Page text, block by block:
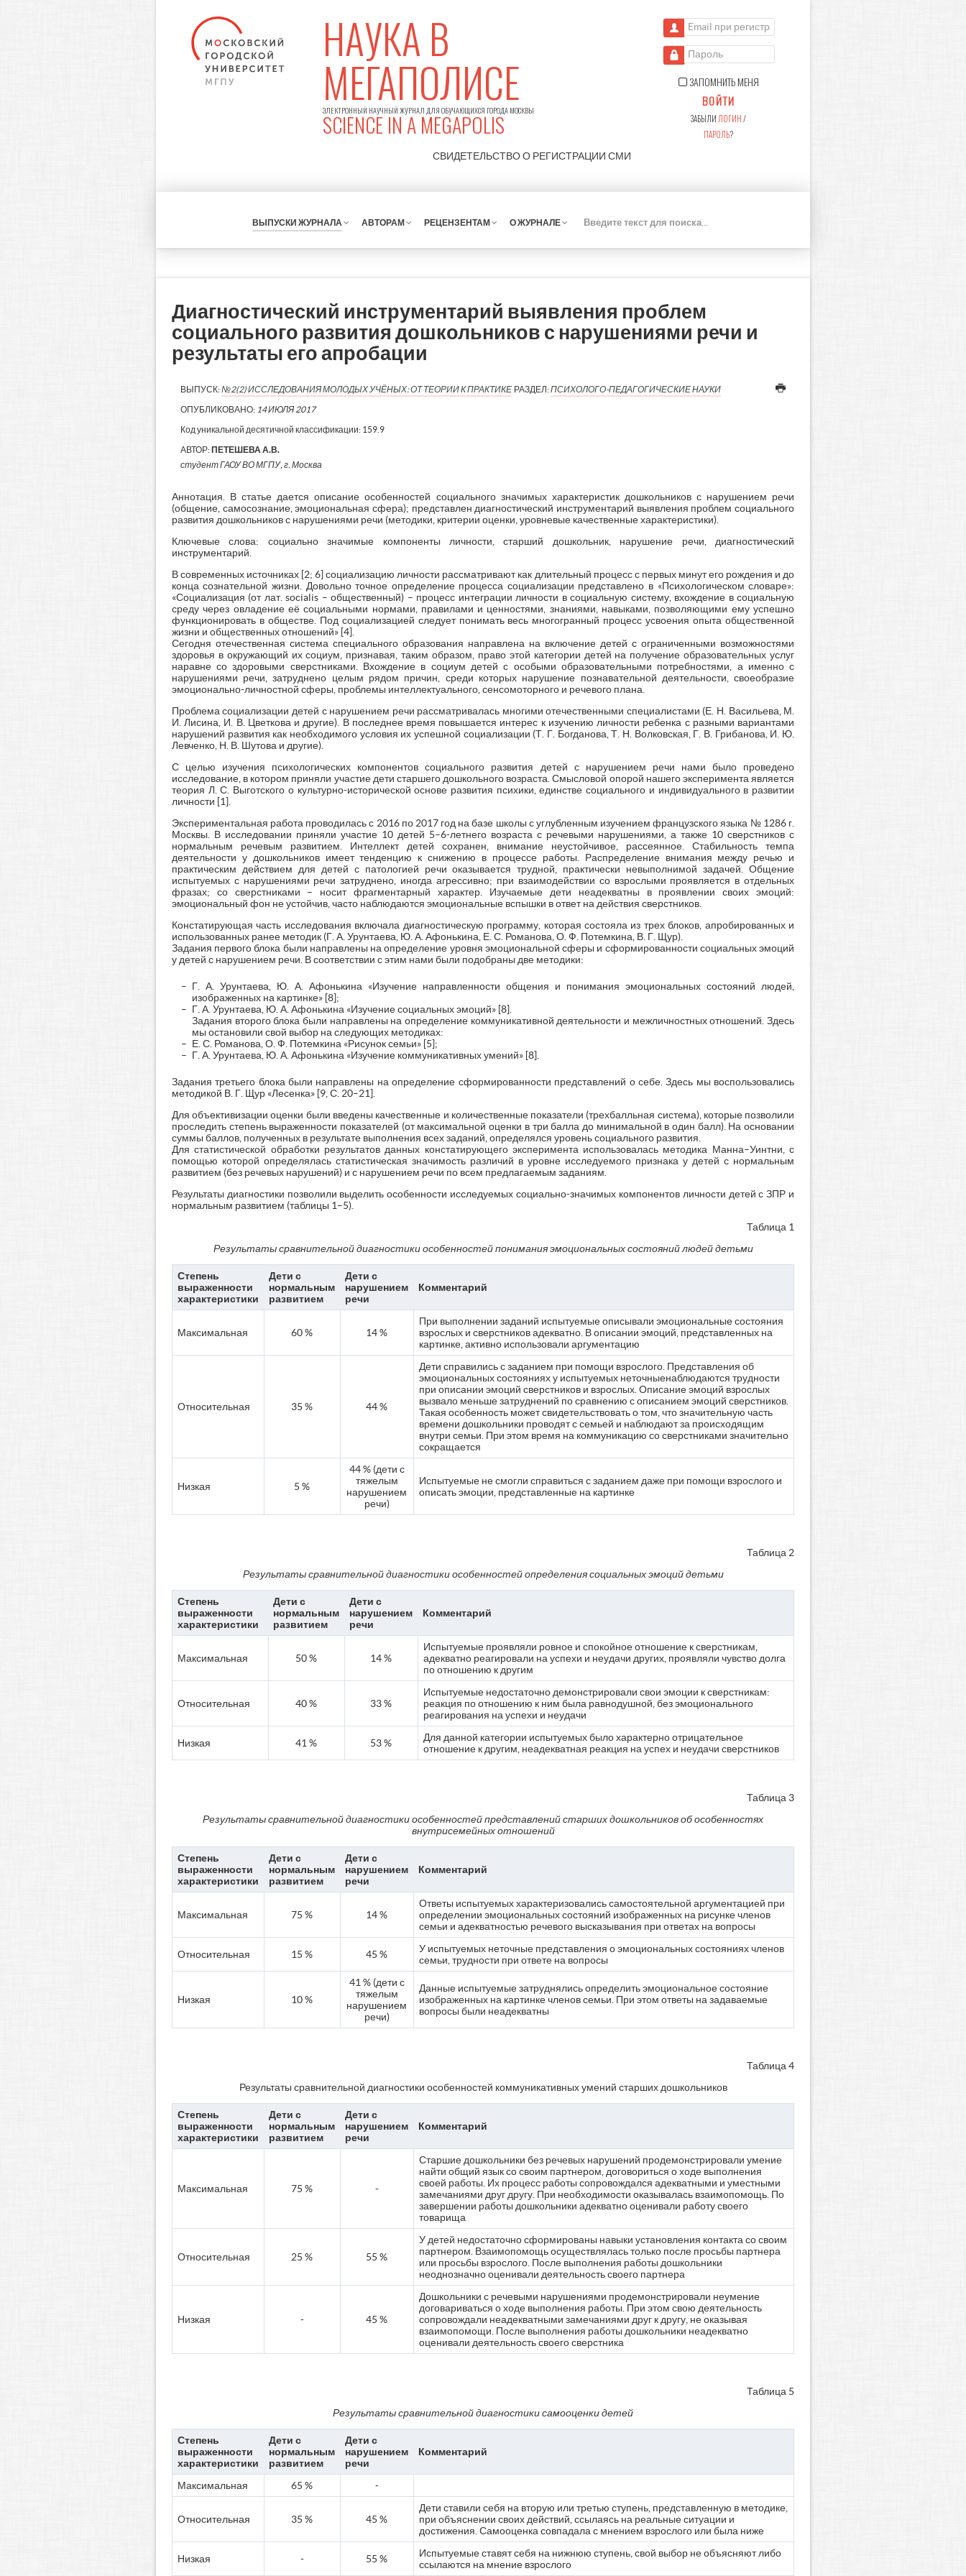
НАУКА В
МЕГАПОЛИСЕ
ЭЛЕКТРОННЫЙ НАУЧНЫЙ ЖУРНАЛ ДЛЯ ОБУЧАЮЩИХСЯ ГОРОДА МОСКВЫ
SCIENCE IN A MEGAPOLIS
СВИДЕТЕЛЬСТВО О РЕГИСТРАЦИИ СМИ
Email при регистрации
Пароль
ЗАПОМНИТЬ МЕНЯ
ВОЙТИ
ЗАБЫЛИ ЛОГИН/
ПАРОЛЬ?
ВЫПУСКИ ЖУРНАЛА АВТОРАМ РЕЦЕНЗЕНТАМ О ЖУРНАЛЕ
К
Диагностический инструментарий выявления проблем
социального развития дошкольников с нарушениями речи и
результаты его апробации
ВЫПУСК:№2(2) ИССЛЕДОВАНИЯ МОЛОДЫХ УЧЁНЫХ: ОТ ТЕОРИИ К ПРАКТИКЕ РАЗДЕЛ:ПСИХОЛОГО-ПЕДАГОГИЧЕСКИЕ НАУКИ
ОПУБЛИКОВАНО: 14 ИЮЛЯ 2017
Код уникальной десятичной классификации: 159.9
АВТОР: ПЕТЕШЕВА А.В.
студент ГАОУ ВО МГПУ, г. Москва
Аннотация. В статье дается описание особенностей социального значимых характеристик дошкольников с нарушением речи
(общение, самосознание, эмоциональная сфера); представлен диагностический инструментарий выявления проблем социального
развития дошкольников с нарушениями речи (методики, критерии оценки, уровневые качественные характеристики).
Ключевые слова: социально значимые компоненты личности, старший дошкольник, нарушение речи, диагностический
инструментарий.
В современных источниках [2; 6] социализацию личности рассматривают как длительный процесс с первых минут его рождения и до
конца сознательной жизни. Довольно точное определение процесса социализации представлено в «Психологическом словаре»:
«Социализация (от лат. socialis – общественный) – процесс интеграции личности в социальную систему, вхождение в социальную
среду через овладение её социальными нормами, правилами и ценностями, знаниями, навыками, позволяющими ему успешно
функционировать в обществе. Под социализацией следует понимать весь многогранный процесс усвоения опыта общественной
жизни и общественных отношений» [4].
Сегодня отечественная система специального образования направлена на включение детей с ограниченными возможностями
здоровья в окружающий их социум, признавая, таким образом, право этой категории детей на получение образовательных услуг
наравне со здоровыми сверстниками. Вхождение в социум детей с особыми образовательными потребностями, а именно с
нарушениями речи, затруднено целым рядом причин, среди которых нарушение познавательной деятельности, своеобразие
эмоционально-личностной сферы, проблемы интеллектуального, сенсомоторного и речевого плана.
Проблема социализации детей с нарушением речи рассматривалась многими отечественными специалистами (Е. Н. Васильева, М.
И. Лисина, И. В. Цветкова и другие). В последнее время повышается интерес к изучению личности ребенка с разными вариантами
нарушений развития как необходимого условия их успешной социализации (Т. Г. Богданова, Т. Н. Волковская, Г. В. Грибанова, И. Ю.
Левченко, Н. В. Шутова и другие).
С целью изучения психологических компонентов социального развития детей с нарушением речи нами было проведено
исследование, в котором приняли участие дети старшего дошкольного возраста. Смысловой опорой нашего эксперимента является
теория Л. С. Выготского о культурно-исторической основе развития психики, единстве социального и индивидуального в развитии
личности [1].
Экспериментальная работа проводилась с 2016 по 2017 год на базе школы с углубленным изучением французского языка № 1286 г.
Москвы. В исследовании приняли участие 10 детей 5–6-летнего возраста с речевыми нарушениями, а также 10 сверстников с
нормальным речевым развитием. Интеллект детей сохранен, внимание неустойчивое, рассеянное. Стабильность темпа
деятельности у дошкольников имеет тенденцию к снижению в процессе работы. Распределение внимания между речью и
практическим действием для детей с патологией речи оказывается трудной, практически невыполнимой задачей. Общение
испытуемых с нарушениями речи затруднено, иногда агрессивно; при взаимодействии со взрослыми проявляется в отдельных
фразах; со сверстниками – носит фрагментарный характер. Изучаемые дети неадекватны в проявлении своих эмоций:
эмоциональный фон не устойчив, часто наблюдаются эмоциональные вспышки в ответ на действия сверстников.
Констатирующая часть исследования включала диагностическую программу, которая состояла из трех блоков, апробированных и
использованных ранее методик (Г. А. Урунтаева, Ю. А. Афонькина, Е. С. Романова, О. Ф. Потемкина, В. Г. Щур).
Задания первого блока были направлены на определение уровня эмоциональной сферы и сформированности социальных эмоций
у детей с нарушением речи. В соответствии с этим нами были подобраны две методики:
Г. А. Урунтаева, Ю. А. Афонькина «Изучение направленности общения и понимания эмоциональных состояний людей,
изображенных на картинке» [8];
Г. А. Урунтаева, Ю. А. Афонькина «Изучение социальных эмоций» [8].
Задания второго блока были направлены на определение коммуникативной деятельности и межличностных отношений. Здесь
мы остановили свой выбор на следующих методиках:
Е. С. Романова, О. Ф. Потемкина «Рисунок семьи» [5];
Г. А. Урунтаева, Ю. А. Афонькина «Изучение коммуникативных умений» [8].
Задания третьего блока были направлены на определение сформированности представлений о себе. Здесь мы воспользовались
методикой В. Г. Щур «Лесенка» [9, С. 20–21].
Для объективизации оценки были введены качественные и количественные показатели (трехбалльная система), которые позволили
проследить степень выраженности показателей (от максимальной оценки в три балла до минимальной в один балл). На основании
суммы баллов, полученных в результате выполнения всех заданий, определялся уровень социального развития.
Для статистической обработки результатов данных констатирующего эксперимента использовалась методика Манна–Уинтни, с
помощью которой определялась статистическая значимость различий в уровне исследуемого признака у детей с нормальным
развитием (без речевых нарушений) и с нарушением речи по всем предлагаемым заданиям.
Результаты диагностики позволили выделить особенности исследуемых социально-значимых компонентов личности детей с ЗПР и
нормальным развитием (таблицы 1–5).
Таблица 1
Результаты сравнительной диагностики особенностей понимания эмоциональных состояний людей детьми
Степень
выраженности
характеристики
Дети с
нормальным
развитием
Дети с
нарушением
речи
Комментарий
Максимальная 60 % 14 %
При выполнении заданий испытуемые описывали эмоциональные состояния
взрослых и сверстников адекватно. В описании эмоций, представленных на
картинке, активно использовали аргументацию
Относительная 35 % 44 %
Дети справились с заданием при помощи взрослого. Представления об
эмоциональных состояниях у испытуемых неточныенаблюдаются трудности
при описании эмоций сверстников и взрослых. Описание эмоций взрослых
вызвало меньше затруднений по сравнению с описанием эмоций сверстников.
Такая особенность может свидетельствовать о том, что значительную часть
времени дошкольники проводят с семьей и наблюдают за происходящим
внутри семьи. При этом время на коммуникацию со сверстниками значительно
сокращается
Низкая 5 %
44 % (дети с
тяжелым
нарушением
речи)
Испытуемые не смогли справиться с заданием даже при помощи взрослого и
описать эмоции, представленные на картинке
Таблица 2
Результаты сравнительной диагностики особенностей определения социальных эмоций детьми
Степень
выраженности
характеристики
Дети с
нормальным
развитием
Дети с
нарушением
речи
Комментарий
Максимальная 50 % 14 %
Испытуемые проявляли ровное и спокойное отношение к сверстникам,
адекватно реагировали на успехи и неудачи других, проявляли чувство долга
по отношению к другим
Относительная 40 % 33 %
Испытуемые недостаточно демонстрировали свои эмоции к сверстникам:
реакция по отношению к ним была равнодушной, без эмоционального
реагирования на успехи и неудачи
Низкая 41 % 53 %
Для данной категории испытуемых было характерно отрицательное
отношение к другим, неадекватная реакция на успех и неудачи сверстников
Таблица 3
Результаты сравнительной диагностики особенностей представлений старших дошкольников об особенностях
внутрисемейных отношений
Степень
выраженности
характеристики
Дети с
нормальным
развитием
Дети с
нарушением
речи
Комментарий
Максимальная 75 % 14 %
Ответы испытуемых характеризовались самостоятельной аргументацией при
определении эмоциональных состояний изображенных на рисунке членов
семьи и адекватностью речевого высказывания при ответах на вопросы
Относительная 15 % 45 %
У испытуемых неточные представления о эмоциональных состояниях членов
семьи, трудности при ответе на вопросы
Низкая 10 %
41 % (дети с
тяжелым
нарушением
речи)
Данные испытуемые затруднялись определить эмоциональное состояние
изображенных на картинке членов семьи. При этом ответы на задаваемые
вопросы были неадекватны
Таблица 4
Результаты сравнительной диагностики особенностей коммуникативных умений старших дошкольников
Степень
выраженности
характеристики
Дети с
нормальным
развитием
Дети с
нарушением
речи
Комментарий
Максимальная 75 % -
Старшие дошкольники без речевых нарушений продемонстрировали умение
найти общий язык со своим партнером, договориться о ходе выполнения
своей работы. Их процесс работы сопровождался адекватными и уместными
замечаниями друг другу. При необходимости оказывалась взаимопомощь. По
завершении работы дошкольники адекватно оценивали работу своего
товарища
Относительная 25 % 55 %
У детей недостаточно сформированы навыки установления контакта со своим
партнером. Взаимопомощь осуществлялась только после просьбы партнера
или просьбы взрослого. После выполнения работы дошкольники
неоднозначно оценивали деятельность своего партнера
Низкая - 45 %
Дошкольники с речевыми нарушениями продемонстрировали неумение
договариваться о ходе выполнения работы. При этом свою деятельность
сопровождали неадекватными замечаниями друг к другу, не оказывая
взаимопомощи. После выполнения работы дошкольники неадекватно
оценивали деятельность своего сверстника
Таблица 5
Результаты сравнительной диагностики самооценки детей
Степень
выраженности
характеристики
Дети с
нормальным
развитием
Дети с
нарушением
речи
Комментарий
Максимальная 65 % -
Относительная 35 % 45 %
Дети ставили себя на вторую или третью ступень, представленную в методике,
при объяснении своих действий, ссылаясь на реальные ситуации и
достижения. Самооценка совпадала с мнением взрослого или была ниже
Низкая - 55 %
Испытуемые ставят себя на нижнюю ступень, свой выбор не объясняют либо
ссылаются на мнение взрослого